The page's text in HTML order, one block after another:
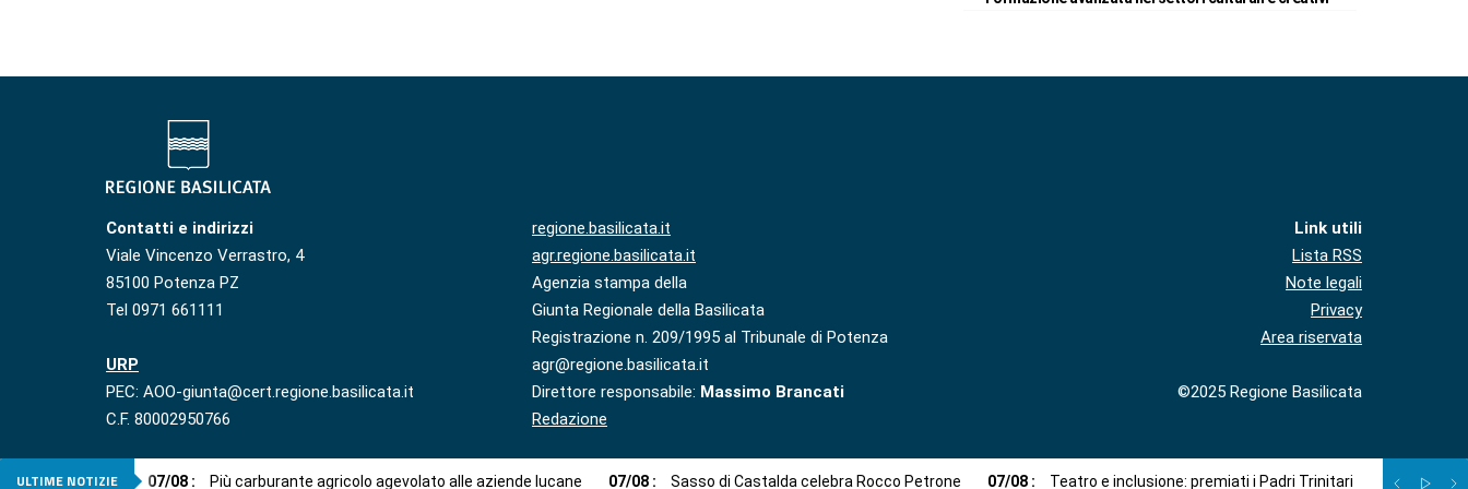
Contatti e indirizzi
Viale Vincenzo Verrastro, 4
85100 Potenza PZ
Tel 0971 661111
URP
PEC: AOO-giunta@cert.regione.basilicata.it
C.F. 80002950766
regione.basilicata.it
agr.regione.basilicata.it
Agenzia stampa della
Giunta Regionale della Basilicata
Registrazione n. 209/1995 al Tribunale di Potenza
agr@regione.basilicata.it
Direttore responsabile: Massimo Brancati
Redazione
Link utili
Lista RSS
Note legali
Privacy
Area riservata
©2025 Regione Basilicata
ULTIME NOTIZIE 07/08 : Più carburante agricolo agevolato alle aziende lucane 07/08 : Sasso di Castalda celebra Rocco Petrone 07/08 : Teatro e inclusione: premiati i Padri Trinitari 07/ 08: